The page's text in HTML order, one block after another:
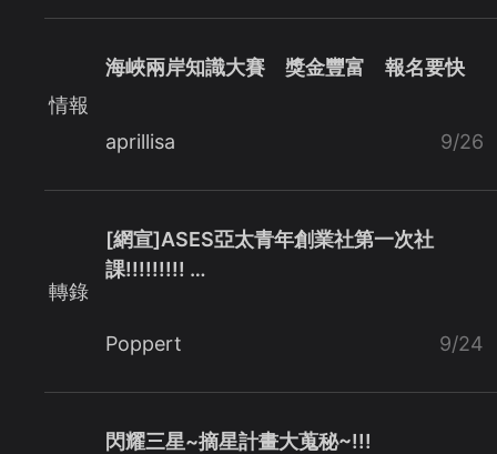
情報
海峽兩岸知識大賽 獎金豐富 報名要快
aprillisa 9/26
轉錄
[網宣]ASES亞太青年創業社第一次社
課!!!!!!!!! …
Poppert 9/24
閃耀三星~摘星計畫大蒐秘~!!!